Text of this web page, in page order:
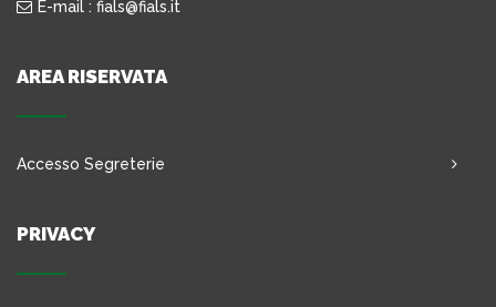
E-mail : fials@fials.it
AREA RISERVATA
Accesso Segreterie
PRIVACY